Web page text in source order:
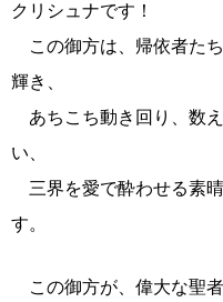
クリシュナです！
この御方は、帰依者た
輝き、
あちこち動き回り、数
い、
三界を愛で酔わせる素
す。
この御方が、偉大な聖